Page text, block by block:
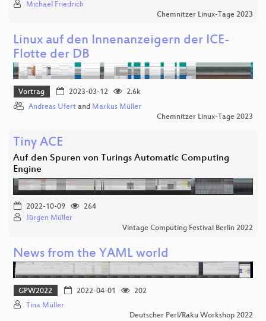
Michael Friedrich
Chemnitzer Linux-Tage 2023
Linux auf den Innenanzeigern der ICE-
Flotte der DB
Vortrag 2023-03-12
2.6k
Andreas Ufert and Markus Müller
Chemnitzer Linux-Tage 2023
Tiny ACE
Auf den Spuren von Turings Automatic Computing
Engine
2022-10-09
264
Jürgen Müller
Vintage Computing Festival Berlin 2022
News from the YAML world
GPW2022 2022-04-01
202
Tina Müller
Deutscher Perl/Raku Workshop 2022